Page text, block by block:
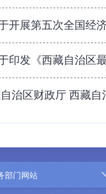
开展第五次全国经
印发《西藏自治区
治区财政厅 西藏自
部门网站